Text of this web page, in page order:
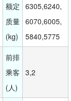
额定
质量
(kg)
6305,6240,
6070,6005,
5840,5775
前排
乘客
(人)
3,2